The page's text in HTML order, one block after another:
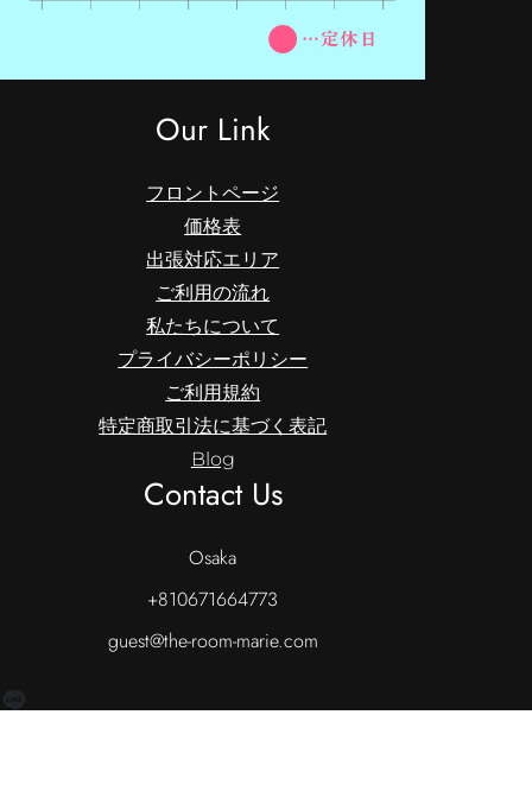
Our Link
フロントページ
価格表
出張対応エリア
ご利用の流れ
私たちについて
プライバシーポリシー
ご利用規約
特定商取引法に基づく表記
Blog
Contact Us
Osaka
+810671664773
guest@the-room-marie.com